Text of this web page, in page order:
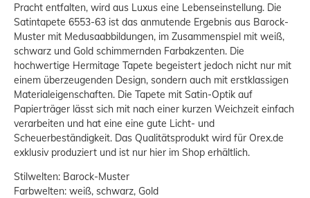
Pracht entfalten, wird aus Luxus eine Lebenseinstellung. Die
Satintapete 6553-63 ist das anmutende Ergebnis aus Barock-
Muster mit Medusaabbildungen, im Zusammenspiel mit weiß,
schwarz und Gold schimmernden Farbakzenten. Die
hochwertige Hermitage Tapete begeistert jedoch nicht nur mit
einem überzeugenden Design, sondern auch mit erstklassigen
Materialeigenschaften. Die Tapete mit Satin-Optik auf
Papierträger lässt sich mit nach einer kurzen Weichzeit einfach
verarbeiten und hat eine eine gute Licht- und
Scheuerbeständigkeit. Das Qualitätsprodukt wird für Orex.de
exklusiv produziert und ist nur hier im Shop erhältlich.
Stilwelten: Barock-Muster
Farbwelten: weiß, schwarz, Gold